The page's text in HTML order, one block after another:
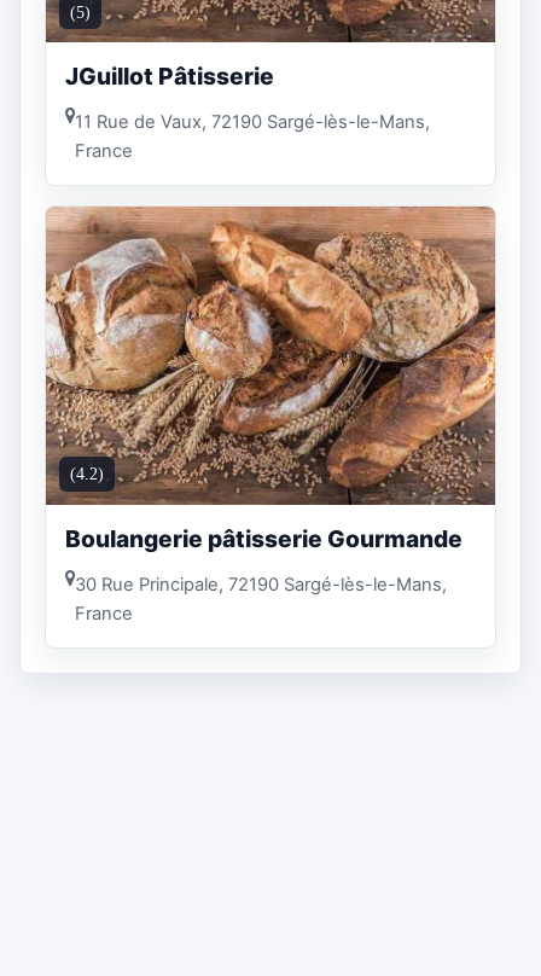
(5)
JGuillot Pâtisserie
11 Rue de Vaux, 72190 Sargé-lès-le-Mans,
France
(4.2)
Boulangerie pâtisserie Gourmande
30 Rue Principale, 72190 Sargé-lès-le-Mans,
France